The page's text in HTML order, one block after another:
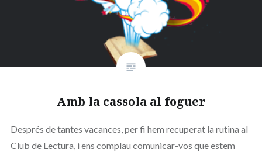
Amb la cassola al foguer
Després de tantes vacances, per fi hem recuperat la rutina al
Club de Lectura, i ens complau comunicar-vos que estem